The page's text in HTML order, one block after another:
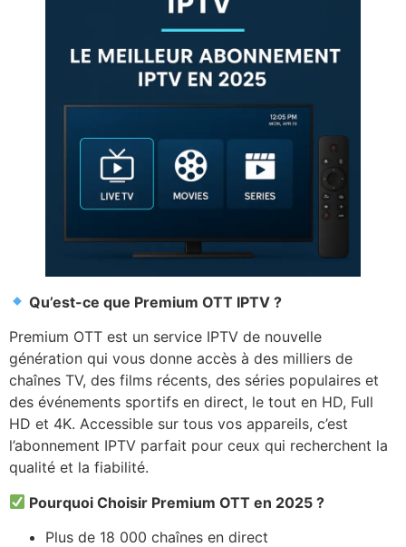
Qu’est-ce que Premium OTT IPTV ?
Premium OTT est un service IPTV de nouvelle
génération qui vous donne accès à des milliers de
chaînes TV, des films récents, des séries populaires et
des événements sportifs en direct, le tout en HD, Full
HD et 4K. Accessible sur tous vos appareils, c’est
l’abonnement IPTV parfait pour ceux qui recherchent la
qualité et la fiabilité.
Pourquoi Choisir Premium OTT en 2025 ?
Plus de 18 000 chaînes en direct